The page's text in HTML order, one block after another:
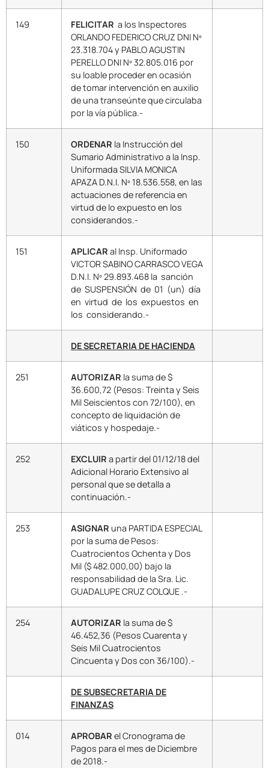
149 FELICITAR a los Inspectores
ORLANDO FEDERICO CRUZ DNI Nº
23.318.704 y PABLO AGUSTIN
PERELLO DNI Nº 32.805.016 por
su loable proceder en ocasión
de tomar intervención en auxilio
de una transeúnte que circulaba
por la vía pública.-
150 ORDENAR la Instrucción del
Sumario Administrativo a la Insp.
Uniformada SILVIA MONICA
APAZA D.N.I. Nº 18.536.558, en las
actuaciones de referencia en
virtud de lo expuesto en los
considerandos.-
151 APLICAR al Insp. Uniformado
VICTOR SABINO CARRASCO VEGA
D.N.I. Nº 29.893.468 la sanción
de SUSPENSIÓN de 01 (un) día
en virtud de los expuestos en
los considerando.-
DE SECRETARIA DE HACIENDA
251 AUTORIZAR la suma de $
36.600,72 (Pesos: Treinta y Seis
Mil Seiscientos con 72/100), en
concepto de liquidación de
viáticos y hospedaje.-
252 EXCLUIR a partir del 01/12/18 del
Adicional Horario Extensivo al
personal que se detalla a
continuación.-
253 ASIGNAR una PARTIDA ESPECIAL
por la suma de Pesos:
Cuatrocientos Ochenta y Dos
Mil ($ 482.000,00) bajo la
responsabilidad de la Sra. Lic.
GUADALUPE CRUZ COLQUE .-
254 AUTORIZAR la suma de $
46.452,36 (Pesos Cuarenta y
Seis Mil Cuatrocientos
Cincuenta y Dos con 36/100).-
DE SUBSECRETARIA DE
FINANZAS
014 APROBAR el Cronograma de
Pagos para el mes de Diciembre
de 2018.-